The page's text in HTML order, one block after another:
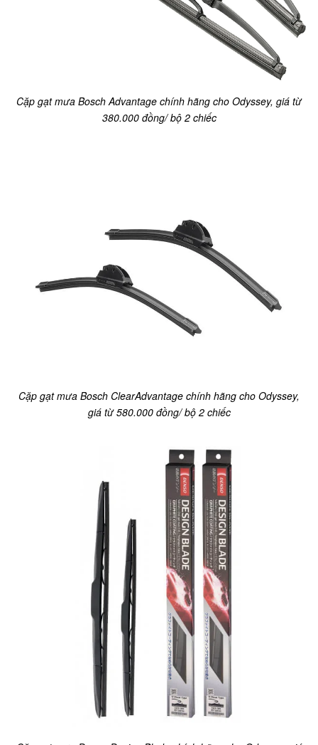
Cặp gạt mưa Bosch Advantage chính hãng cho Odyssey, giá từ
380.000 đồng/ bộ 2 chiếc
Cặp gạt mưa Bosch ClearAdvantage chính hãng cho Odyssey,
giá từ 580.000 đồng/ bộ 2 chiếc